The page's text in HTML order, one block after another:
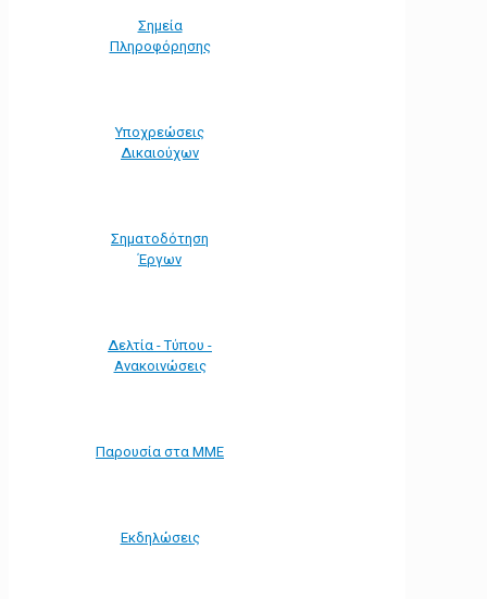
Σημεία
Πληροφόρησης
Υποχρεώσεις
Δικαιούχων
Σηματοδότηση
Έργων
Δελτία - Τύπου -
Ανακοινώσεις
Παρουσία στα ΜΜΕ
Εκδηλώσεις